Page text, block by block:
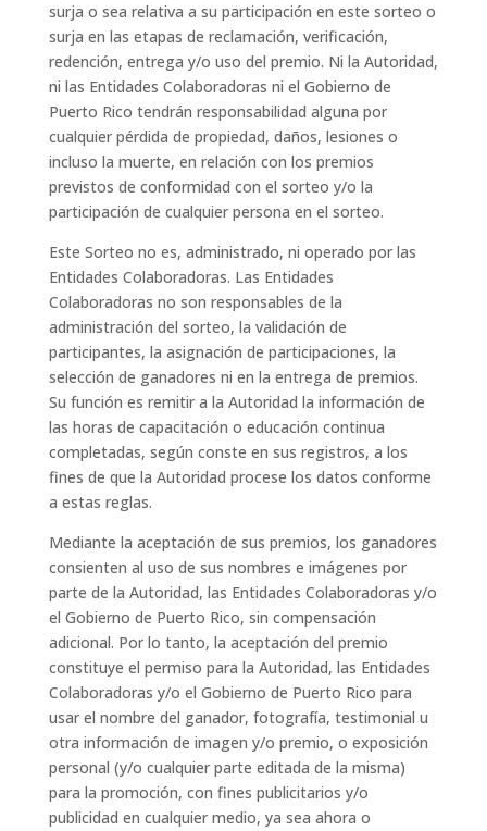
surja o sea relativa a su participación en este sorteo o
surja en las etapas de reclamación, verificación,
redención, entrega y/o uso del premio. Ni la Autoridad,
ni las Entidades Colaboradoras ni el Gobierno de
Puerto Rico tendrán responsabilidad alguna por
cualquier pérdida de propiedad, daños, lesiones o
incluso la muerte, en relación con los premios
previstos de conformidad con el sorteo y/o la
participación de cualquier persona en el sorteo.
Este Sorteo no es, administrado, ni operado por las
Entidades Colaboradoras. Las Entidades
Colaboradoras no son responsables de la
administración del sorteo, la validación de
participantes, la asignación de participaciones, la
selección de ganadores ni en la entrega de premios.
Su función es remitir a la Autoridad la información de
las horas de capacitación o educación continua
completadas, según conste en sus registros, a los
fines de que la Autoridad procese los datos conforme
a estas reglas.
Mediante la aceptación de sus premios, los ganadores
consienten al uso de sus nombres e imágenes por
parte de la Autoridad, las Entidades Colaboradoras y/o
el Gobierno de Puerto Rico, sin compensación
adicional. Por lo tanto, la aceptación del premio
constituye el permiso para la Autoridad, las Entidades
Colaboradoras y/o el Gobierno de Puerto Rico para
usar el nombre del ganador, fotografía, testimonial u
otra información de imagen y/o premio, o exposición
personal (y/o cualquier parte editada de la misma)
para la promoción, con fines publicitarios y/o
publicidad en cualquier medio, ya sea ahora o